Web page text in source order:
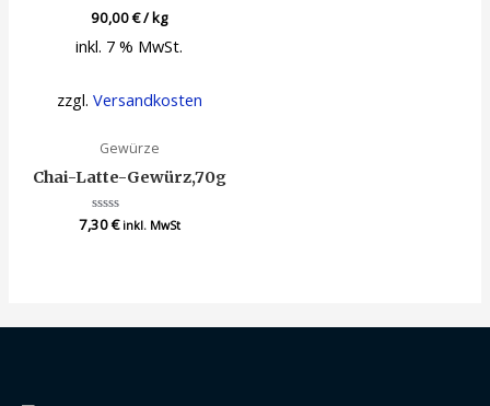
90,00€/kg
inkl. 7 % MwSt.
zzgl. Versandkosten
Gewürze
Chai-Latte-Gewürz,70g
Bewertet
7,30€ inkl. MwSt